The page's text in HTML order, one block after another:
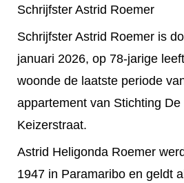
Schrijfster Astrid Roemer
Schrijfster Astrid Roemer is
januari 2026, op 78-jarige
woonde de laatste periode
appartement van Stichting
Keizerstraat.
Astrid Heligonda Roemer
1947 in Paramaribo en geldt